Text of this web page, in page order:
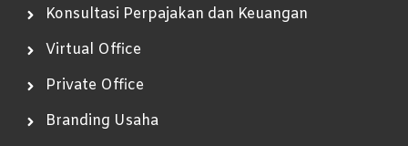
Konsultasi Perpajakan dan Keuangan
Virtual Office
Private Office
Branding Usaha